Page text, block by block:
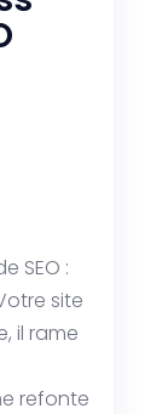
SEO :
site
il rame
refonte